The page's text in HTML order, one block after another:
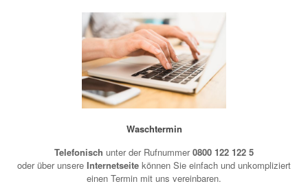
Waschtermin
Telefonisch unter der Rufnummer0800 122 122 5
oder über unsere Internetseite können Sie einfach und unkompliziert
einen Termin mit uns vereinbaren.